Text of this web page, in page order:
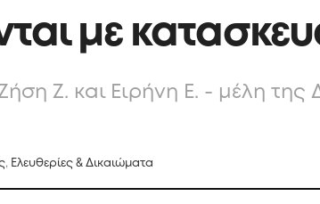
με
Ζ. και Ειρήνη Ε. - μέλη της
, Ελευθερίες & Δικαιώματα